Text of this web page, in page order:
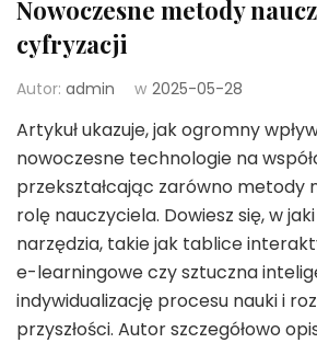
Nowoczesne metody
cyfryzacji
Autor: admin w 2025-05-28
Artykuł ukazuje, jak ogromny
nowoczesne technologie na
przekształcając zarówno metody
rolę nauczyciela. Dowiesz się, w
narzędzia, takie jak tablice
e-learningowe czy sztuczna
indywidualizację procesu nauki i
przyszłości. Autor szczegółowo